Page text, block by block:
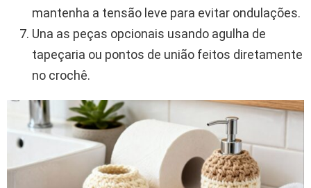
mantenha a tensão leve para evitar ondulações.
Una as peças opcionais usando agulha de
tapeçaria ou pontos de união feitos diretamente
no crochê.